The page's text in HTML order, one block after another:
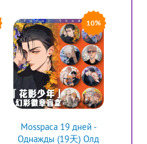
10%
Mosspaca 19 дней -
Однажды (19天) Олд